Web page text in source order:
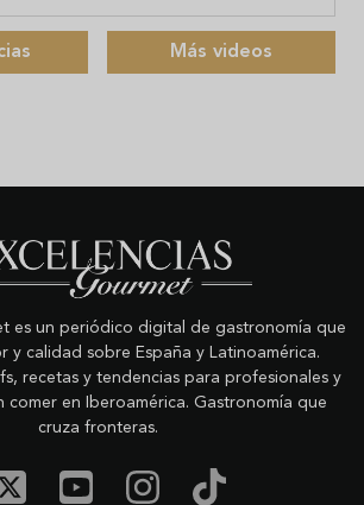
Más videos
es un periódico digital de gastronomía que
y calidad sobre España y Latinoamérica.
recetas y tendencias para profesionales y
comer en Iberoamérica. Gastronomía que
cruza fronteras.